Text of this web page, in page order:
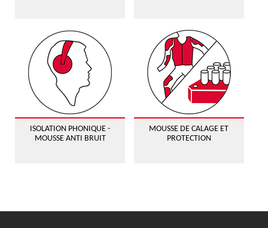
ISOLATION PHONIQUE -
MOUSSE ANTI BRUIT
MOUSSE DE CALAGE ET
PROTECTION